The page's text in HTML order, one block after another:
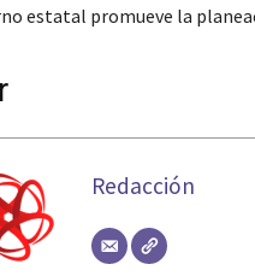
estatal promueve la
Redacción